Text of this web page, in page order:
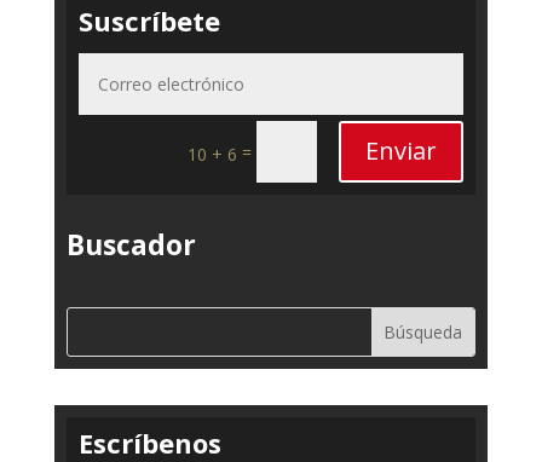
Suscríbete
10 + 6 = Enviar
Buscador
Escríbenos